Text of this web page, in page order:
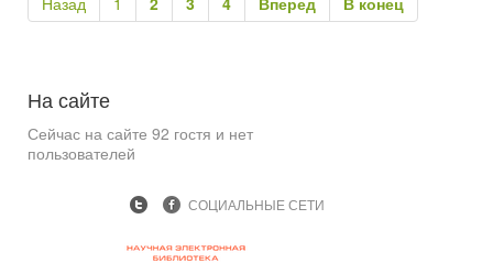
На сайте
Сейчас на сайте 92 гостя и нет
пользователей
СОЦИАЛЬНЫЕ СЕТИ